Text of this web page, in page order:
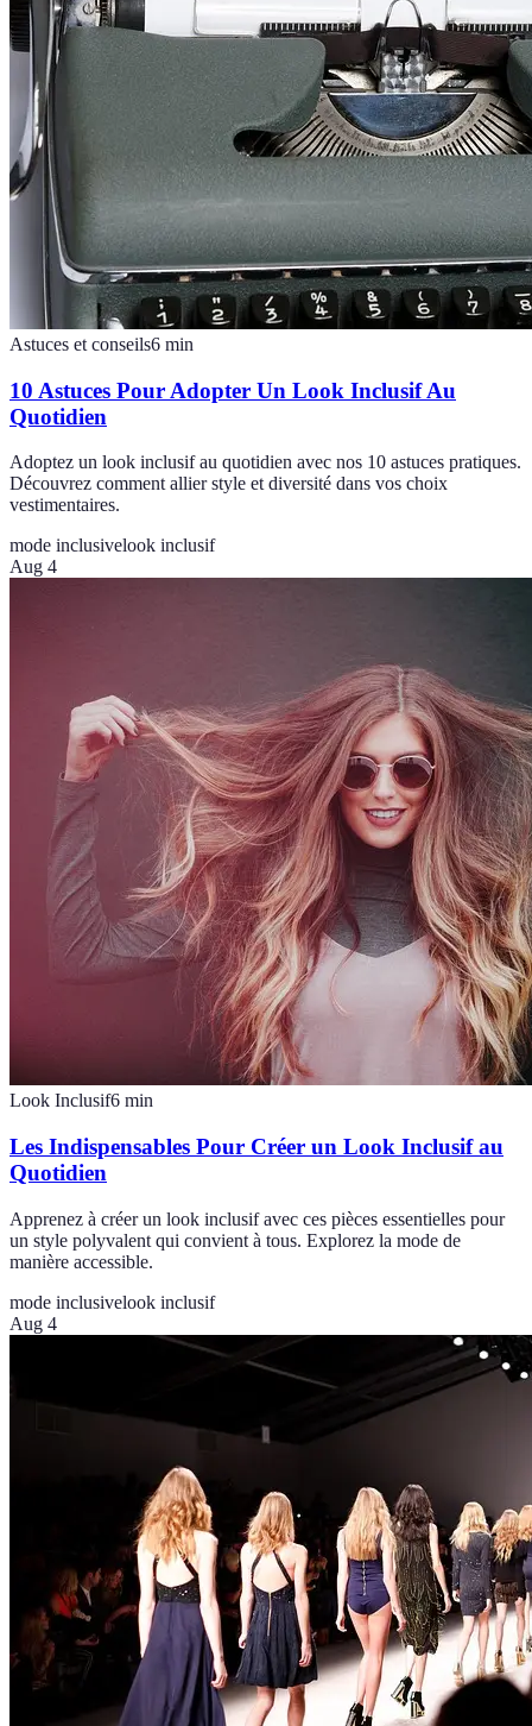
Astuces et conseils6 min
10 Astuces Pour Adopter Un Look Inclusif Au
Quotidien
Adoptez un look inclusif au quotidien avec nos 10 astuces pratiques.
Découvrez comment allier style et diversité dans vos choix
vestimentaires.
mode inclusivelook inclusif
Aug 4
Look Inclusif6 min
Les Indispensables Pour Créer un Look Inclusif au
Quotidien
Apprenez à créer un look inclusif avec ces pièces essentielles pour
un style polyvalent qui convient à tous. Explorez la mode de
manière accessible.
mode inclusivelook inclusif
Aug 4